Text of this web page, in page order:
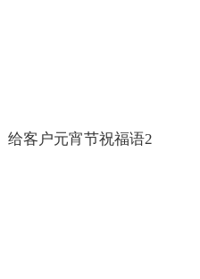
给客户元宵节祝福语2